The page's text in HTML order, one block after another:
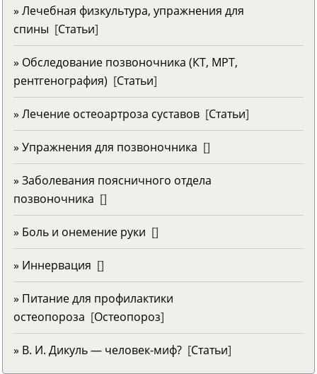
» Лечебная физкультура, упражнения для
спины [Статьи]
» Обследование позвоночника (КТ, МРТ,
рентгенография) [Статьи]
» Лечение остеоартроза суставов [Статьи]
» Упражнения для позвоночника []
» Заболевания поясничного отдела
позвоночника []
» Боль и онемение руки []
» Иннервация []
» Питание для профилактики
остеопороза [Остеопороз]
» В. И. Дикуль — человек-миф? [Статьи]